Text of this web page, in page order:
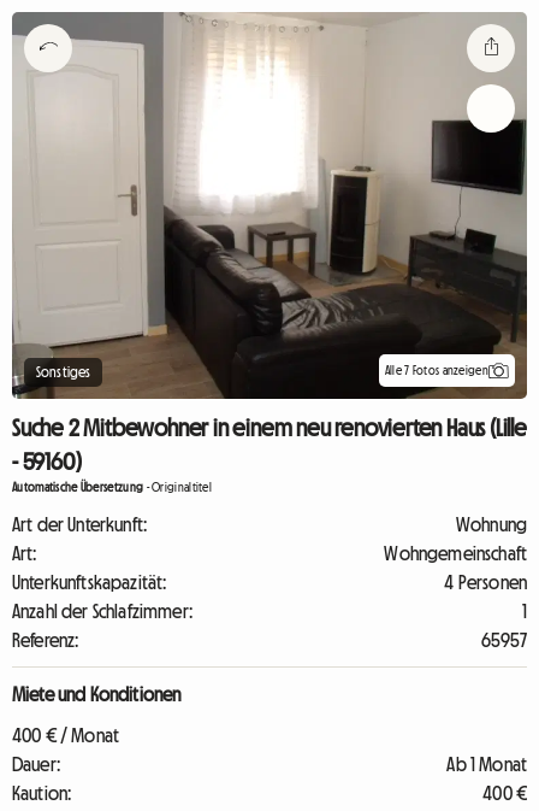
Sonstiges Alle 7 Fotos anzeigen
Suche 2 Mitbewohner in einem neu renovierten Haus (Lille
- 59160)
Automatische Übersetzung -Originaltitel
Art der Unterkunft:
Wohnung
Art:
Wohngemeinschaft
Unterkunftskapazität:
4 Personen
Anzahl der Schlafzimmer:
1
Referenz:
65957
Miete und Konditionen
400 € / Monat
Dauer:
Ab 1 Monat
Kaution:
400 €